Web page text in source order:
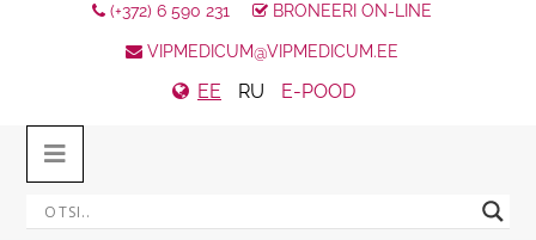
(+372) 6 590 231 BRONEERI ON-LINE
VIPMEDICUM@VIPMEDICUM.EE
EE RU E-POOD